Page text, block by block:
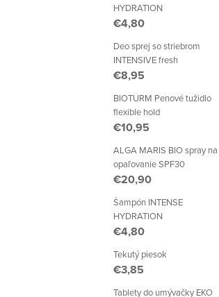
HYDRATION
€4,80
Deo sprej so striebrom
INTENSIVE fresh
€8,95
BIOTURM Penové tužidlo
flexible hold
€10,95
ALGA MARIS BIO spray na
opaľovanie SPF30
€20,90
Šampón INTENSE
HYDRATION
€4,80
Tekutý piesok
€3,85
Tablety do umývačky EKO
HAPPINESS telové mlieko BIO
pomaranč a mango